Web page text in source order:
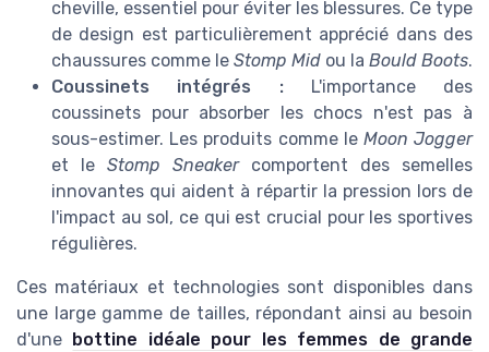
cheville, essentiel pour éviter les blessures. Ce type
de design est particulièrement apprécié dans des
chaussures comme le Stomp Mid ou la Bould Boots.
Coussinets intégrés :L'importance des
coussinets pour absorber les chocs n'est pas à
sous-estimer. Les produits comme le Moon Jogger
et le Stomp Sneakercomportent des semelles
innovantes qui aident à répartir la pression lors de
l'impact au sol, ce qui est crucial pour les sportives
régulières.
Ces matériaux et technologies sont disponibles dans
une large gamme de tailles, répondant ainsi au besoin
d'une
bottine idéale pour les femmes de grande